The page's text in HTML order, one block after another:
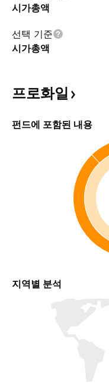
시가총액
선택 기준
시가총액
프로화일
펀드에 포함된 내용
지역별 분석